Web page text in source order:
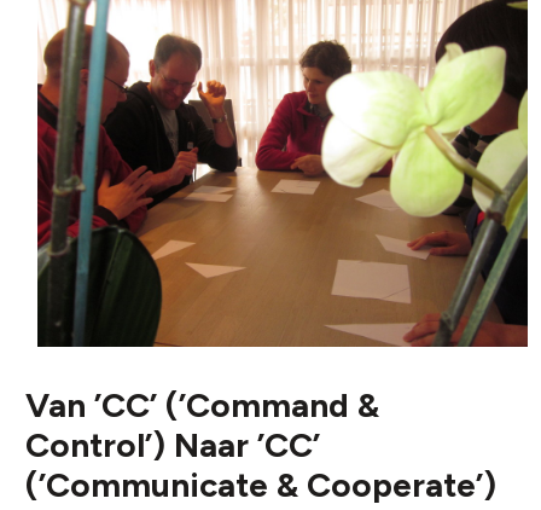
Van ’CC’ (’Command &
Control’) Naar ’CC’
(’Communicate & Cooperate’)